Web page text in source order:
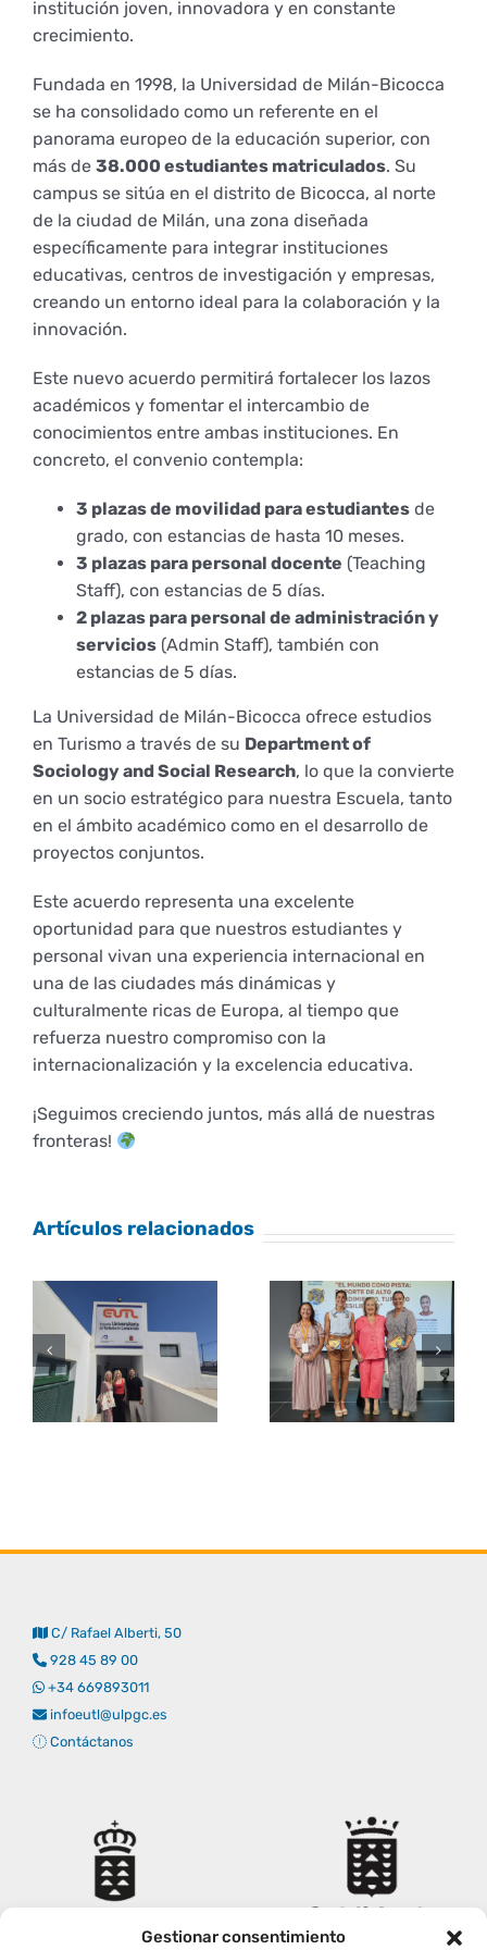
Gestionar consentimiento
Comisiones
Personal
Empresas
Coordinador y tutores
Renovación acreditación
Memoria verificación
Impresos y formularios
Documentos
Impresos y formularios
Correo institucional
Delegación de Estudiantes
Estatuto estudiante universitario
Plan de acción tutorial
Programa Mentor
Derechos y deberes
Representantes
Primer Encuentro (2025)
Edición 2025 (UVL 2025)
Edición 2026 (UVL 2026)
institución joven, innovadora y en constante
crecimiento.
Fundada en 1998, la Universidad de Milán-Bicocca
se ha consolidado como un referente en el
panorama europeo de la educación superior, con
más de 38.000 estudiantes matriculados. Su
campus se sitúa en el distrito de Bicocca, al norte
de la ciudad de Milán, una zona diseñada
específicamente para integrar instituciones
educativas, centros de investigación y empresas,
creando un entorno ideal para la colaboración y la
innovación.
Este nuevo acuerdo permitirá fortalecer los lazos
académicos y fomentar el intercambio de
conocimientos entre ambas instituciones. En
concreto, el convenio contempla:
3 plazas de movilidad para estudiantes de
grado, con estancias de hasta 10 meses.
3 plazas para personal docente (Teaching
Staff), con estancias de 5 días.
2 plazas para personal de administración y
servicios (Admin Staff), también con
estancias de 5 días.
La Universidad de Milán-Bicocca ofrece estudios
en Turismo a través de su Department of
Sociology and Social Research, lo que la convierte
en un socio estratégico para nuestra Escuela, tanto
en el ámbito académico como en el desarrollo de
proyectos conjuntos.
Este acuerdo representa una excelente
oportunidad para que nuestros estudiantes y
personal vivan una experiencia internacional en
una de las ciudades más dinámicas y
culturalmente ricas de Europa, al tiempo que
refuerza nuestro compromiso con la
internacionalización y la excelencia educativa.
¡Seguimos creciendo juntos, más allá de nuestras
fronteras!
Artículos relacionados
C/ Rafael Alberti, 50
928 45 89 00
+34 669893011
infoeutl@ulpgc.es
Contáctanos